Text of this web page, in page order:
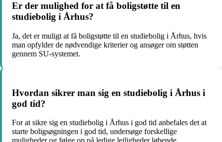
Er der mulighed for at få boligstøtte til en
studiebolig i Århus?
Ja, det er muligt at få boligstøtte til en studiebolig i Århus, hvis
man opfylder de nødvendige kriterier og ansøger om støtten
gennem SU-systemet.
Hvordan sikrer man sig en studiebolig i Århus i
god tid?
For at sikre sig en studiebolig i Århus i god tid anbefales det at
starte boligsøgningen i god tid, undersøge forskellige